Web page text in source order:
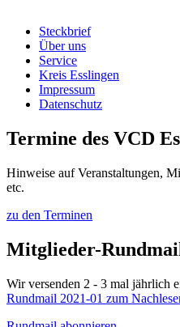
Steckbrief
Über uns
Service
Kreis Esslingen
Impressum
Datenschutz
Termine des VCD
Hinweise auf Veranstaltungen,
etc.
zu den Terminen
Mitglieder-
Wir versenden 2 - 3 mal jährlich
Rundmail 2021-01 zum